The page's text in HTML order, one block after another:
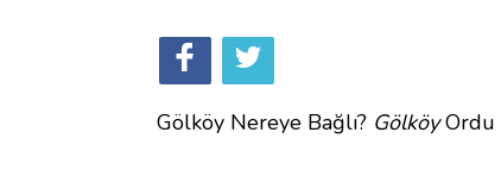
Gölköy Nereye Bağlı? GölköyOrdu